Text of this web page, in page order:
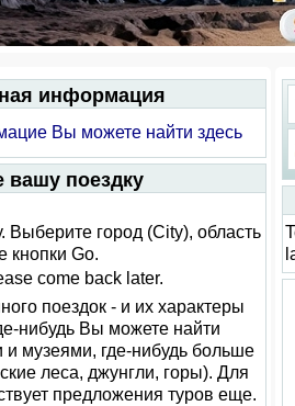
информация
Вы можете найти здесь
вашу поездку
город (City), область
кнопки Go.
come back later.
поездок - и их характеры
нибудь Вы можете найти
музеями, где-нибудь больше
леса, джунгли, горы). Для
предложения туров еще.